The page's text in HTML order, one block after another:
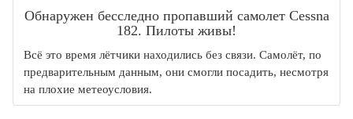
Обнаружен бесследно пропавший самолет Cessna
182. Пилоты живы!
Всё это время лётчики находились без связи. Самолёт, по
предварительным данным, они смогли посадить, несмотря
на плохие метеоусловия.